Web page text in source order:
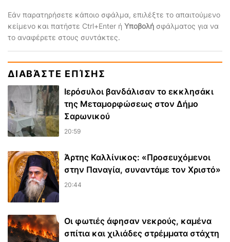
Εάν παρατηρήσετε κάποιο σφάλμα, επιλέξτε το απαιτούμενο
κείμενο και πατήστε Ctrl+Enter ή Υποβολή σφάλματος για να
το αναφέρετε στους συντάκτες.
ΔΙΑΒΆΣΤΕ ΕΠΊΣΗΣ
Ιερόσυλοι βανδάλισαν το εκκλησάκι
της Μεταμορφώσεως στον Δήμο
Σαρωνικού
20:59
Άρτης Καλλίνικος: «Προσευχόμενοι
στην Παναγία, συναντάμε τον Χριστό»
20:44
Οι φωτιές άφησαν νεκρούς, καμένα
σπίτια και χιλιάδες στρέμματα στάχτη